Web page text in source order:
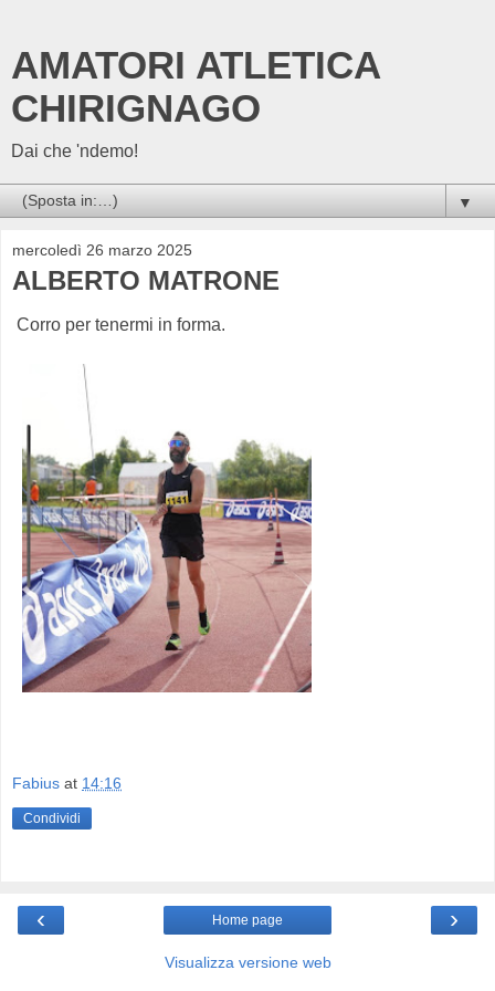
AMATORI ATLETICA
CHIRIGNAGO
Dai che 'ndemo!
▼
mercoledì 26 marzo 2025
ALBERTO MATRONE
Corro per tenermi in forma.
Fabius at 14:16
Condividi
‹ ›
Home page
Visualizza versione web